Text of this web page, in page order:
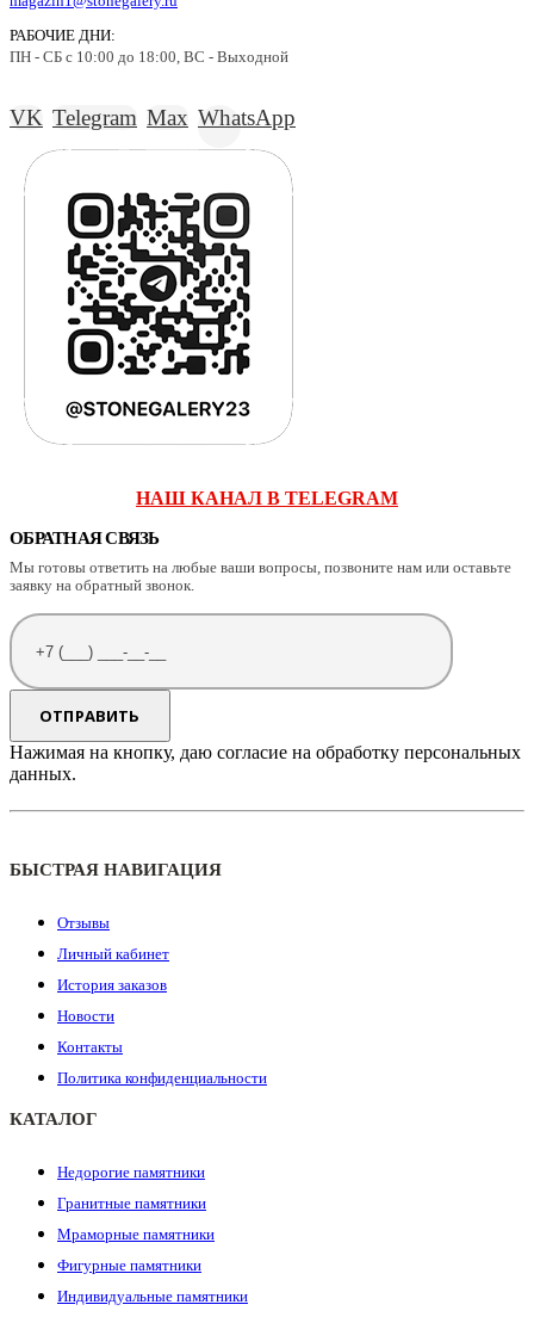
РАБОЧИЕ ДНИ:
ПН - СБ с 10:00 до 18:00, ВС - Выходной
VK Telegram Max WhatsApp
НАШ КАНАЛ В TELEGRAM
ОБРАТНАЯ СВЯЗЬ
Мы готовы ответить на любые ваши вопросы, позвоните нам или оставьте
заявку на обратный звонок.
Нажимая на кнопку, даю согласие на обработку персональных
данных.
БЫСТРАЯ НАВИГАЦИЯ
Отзывы
Личный кабинет
История заказов
Новости
Контакты
Политика конфиденциальности
КАТАЛОГ
Недорогие памятники
Гранитные памятники
Мраморные памятники
Фигурные памятники
Индивидуальные памятники